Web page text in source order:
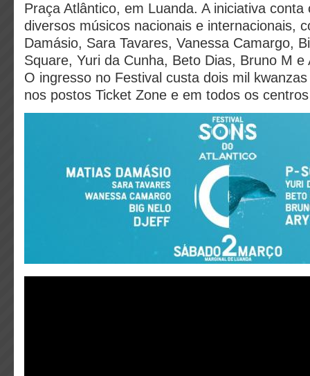
Praça Atlântico, em Luanda. A iniciativa
diversos músicos nacionais e internacionais,
Damásio, Sara Tavares, Vanessa Camargo,
Square, Yuri da Cunha, Beto Dias, Bruno M e
O ingresso no Festival custa dois mil
nos postos Ticket Zone e em todos os